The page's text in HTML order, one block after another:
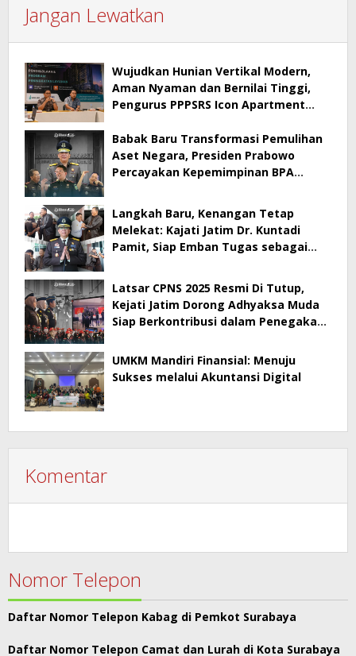
Jangan Lewatkan
Wujudkan Hunian Vertikal Modern,
Aman Nyaman dan Bernilai Tinggi,
Pengurus PPPSRS Icon Apartment
Apps
Babak Baru Transformasi Pemulihan
Aset Negara, Presiden Prabowo
Percayakan Kepemimpinan BPA
Langkah Baru, Kenangan Tetap
Melekat: Kajati Jatim Dr. Kuntadi
Pamit, Siap Emban Tugas sebagai
Latsar CPNS 2025 Resmi Di Tutup,
Kejati Jatim Dorong Adhyaksa Muda
Siap Berkontribusi dalam Penegakan
UMKM Mandiri Finansial: Menuju
Sukses melalui Akuntansi Digital
Komentar
Nomor Telepon
Daftar Nomor Telepon Kabag di Pemkot Surabaya
Daftar Nomor Telepon Camat dan Lurah di Kota Surabaya